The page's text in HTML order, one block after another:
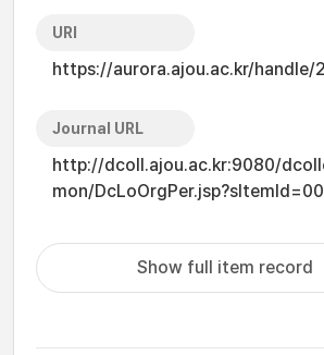
URI
https://aurora.ajou.ac.kr/handle/
Journal URL
http://dcoll.ajou.ac.kr:9080/
mon/
Show full item record